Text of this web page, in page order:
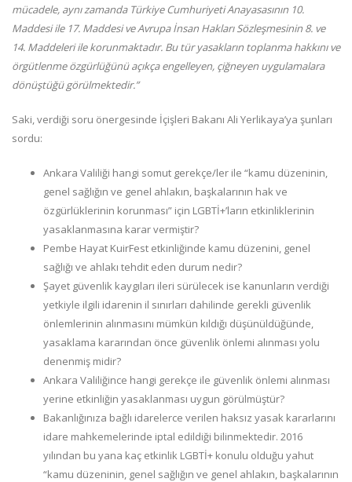
mücadele, aynı zamanda Türkiye Cumhuriyeti Anayasasının 10.
Maddesi ile 17. Maddesi ve Avrupa İnsan Hakları Sözleşmesinin 8. ve
14. Maddeleri ile korunmaktadır. Bu tür yasakların toplanma hakkını ve
örgütlenme özgürlüğünü açıkça engelleyen, çiğneyen uygulamalara
dönüştüğü görülmektedir.”
Saki, verdiği soru önergesinde İçişleri Bakanı Ali Yerlikaya’ya şunları
sordu:
Ankara Valiliği hangi somut gerekçe/ler ile “kamu düzeninin,
genel sağlığın ve genel ahlakın, başkalarının hak ve
özgürlüklerinin korunması” için LGBTİ+’ların etkinliklerinin
yasaklanmasına karar vermiştir?
Pembe Hayat KuirFest etkinliğinde kamu düzenini, genel
sağlığı ve ahlakı tehdit eden durum nedir?
Şayet güvenlik kaygıları ileri sürülecek ise kanunların verdiği
yetkiyle ilgili idarenin il sınırları dahilinde gerekli güvenlik
önlemlerinin alınmasını mümkün kıldığı düşünüldüğünde,
yasaklama kararından önce güvenlik önlemi alınması yolu
denenmiş midir?
Ankara Valiliğince hangi gerekçe ile güvenlik önlemi alınması
yerine etkinliğin yasaklanması uygun görülmüştür?
Bakanlığınıza bağlı idarelerce verilen haksız yasak kararlarını
idare mahkemelerinde iptal edildiği bilinmektedir. 2016
yılından bu yana kaç etkinlik LGBTİ+ konulu olduğu yahut
“kamu düzeninin, genel sağlığın ve genel ahlakın, başkalarının